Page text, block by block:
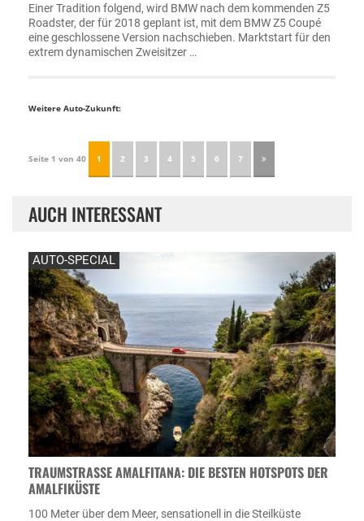
Einer Tradition folgend, wird BMW nach dem kommenden Z5
Roadster, der für 2018 geplant ist, mit dem BMW Z5 Coupé
eine geschlossene Version nachschieben. Marktstart für den
extrem dynamischen Zweisitzer …
Weitere Auto-Zukunft:
Seite 1 von 40 1 2 3 4 5 6 7
AUCH INTERESSANT
AUTO-SPECIAL
TRAUMSTRASSE AMALFITANA: DIE BESTEN HOTSPOTS DER A
MALFIKÜSTE
100 Meter über dem Meer, sensationell in die Steilküste